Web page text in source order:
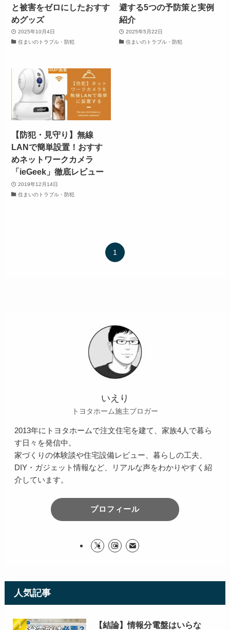
と被害をゼロにしたおすす
めグッズ
2025年10月4日
住まいのトラブル・防犯
避する5つの予防策と実例
紹介
2025年5月22日
住まいのトラブル・防犯
【防犯・見守り】無線
LANで簡単設置！おすす
めネットワークカメラ
「ieGeek」徹底レビュー
2019年12月14日
住まいのトラブル・防犯
1
いえり
トヨタホーム施主ブロガー
2013年にトヨタホームで注文住宅を建て、家族4人で暮ら
す日々を発信中。
家づくりの体験談や住宅設備レビュー、暮らしの工夫、
DIY・ガジェット情報など、リアルな声をわかりやすく紹
介しています。
プロフィール
人気記事
【結論】情報分電盤はいらな